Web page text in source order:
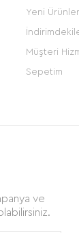
Yeni Ürünler
Müşteri
Sepetim
ve